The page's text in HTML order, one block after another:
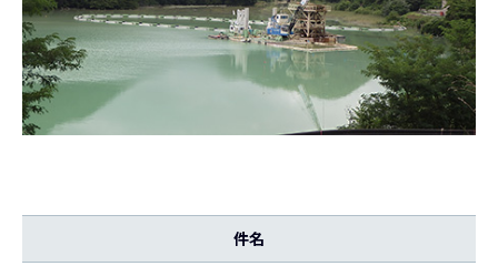
ESGデータ
水資源
サプライチェーン・マネジメント
パートナーシップ構築宣言
マルチステークホルダー方針
知的財産基本方針
件名